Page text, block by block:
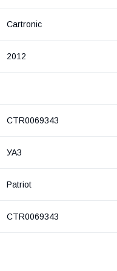
Cartronic
2012
CTR0069343
УАЗ
Patriot
CTR0069343